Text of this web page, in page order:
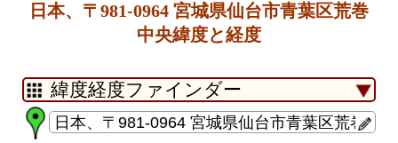
日本、〒981-0964 宮城県仙台市青葉区荒巻
中央緯度と経度